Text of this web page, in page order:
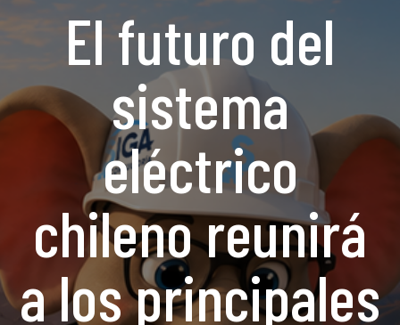
El futuro del
sistema
eléctrico
chileno reunirá
a los principales